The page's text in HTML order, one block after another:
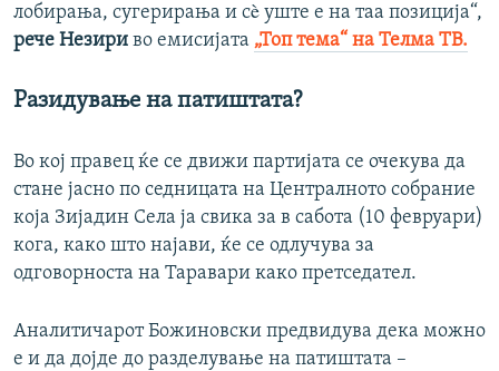
лобирања, сугерирања и сè уште е на таа позиција“,
рече Незири во емисијата „Топ тема“ на Телма ТВ.
Разидување на патиштата?
Во кој правец ќе се движи партијата се очекува да
стане јасно по седницата на Централното собрание
која Зијадин Села ја свика за в сабота (10 февруари)
кога, како што најави, ќе се одлучува за
одговорноста на Таравари како претседател.
Аналитичарот Божиновски предвидува дека можно
е и да дојде до разделување на патиштата –